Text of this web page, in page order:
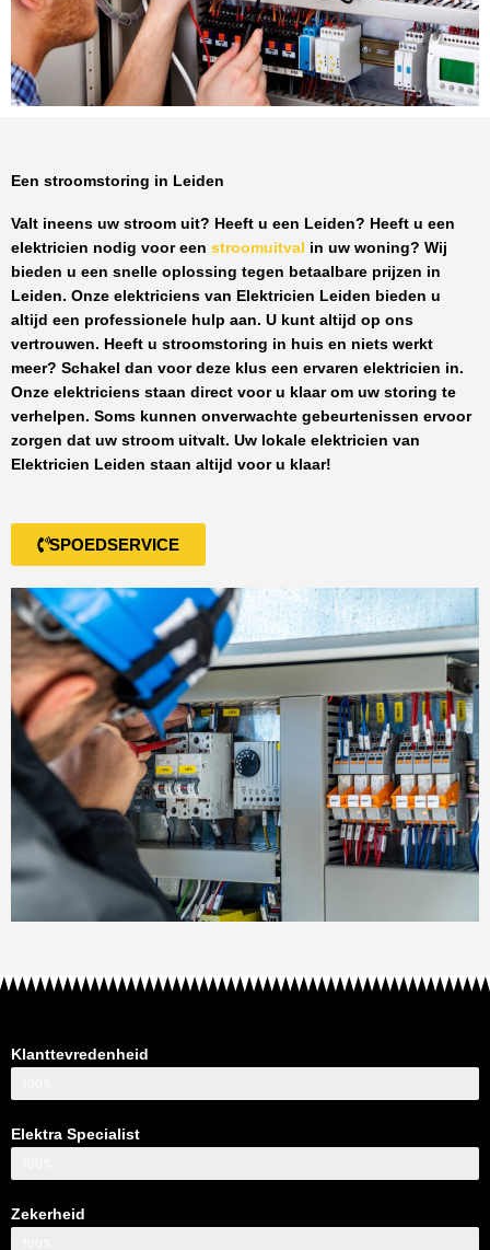
Een stroomstoring in Leiden
Valt ineens uw stroom uit? Heeft u een Leiden? Heeft u een
elektricien nodig voor een stroomuitval in uw woning? Wij
bieden u een snelle oplossing tegen betaalbare prijzen in
Leiden. Onze elektriciens van Elektricien Leiden bieden u
altijd een professionele hulp aan. U kunt altijd op ons
vertrouwen. Heeft u stroomstoring in huis en niets werkt
meer? Schakel dan voor deze klus een ervaren elektricien in.
Onze elektriciens staan direct voor u klaar om uw storing te
verhelpen. Soms kunnen onverwachte gebeurtenissen ervoor
zorgen dat uw stroom uitvalt. Uw lokale elektricien van
Elektricien Leiden staan altijd voor u klaar!
SPOEDSERVICE
Klanttevredenheid
Elektra Specialist
Zekerheid